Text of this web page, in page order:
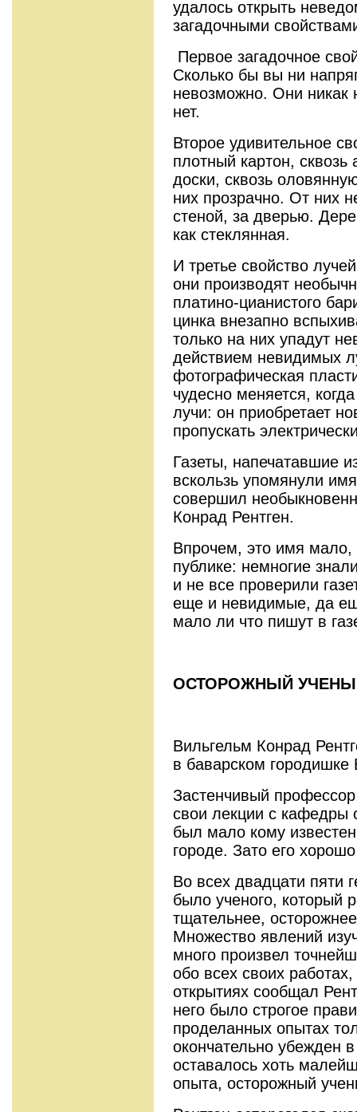
удалось открыть
загадочными
Первое загадочное
Сколько бы вы ни
невозможно. Они никак
нет.
Второе удивительное
плотный картон,
доски, сквозь
них прозрачно. От них
стеной, за дверью.
как стеклянная.
И третье свойство
они производят
платино-цианистого
цинка внезапно
только на них упадут
действием невидимых
фотографическая
чудесно меняется,
лучи: он приобретает
пропускать
Газеты, напечатавшие
вскользь упомянули
совершил
Конрад Рентген.
Впрочем, это имя мало,
публике: немногие
и не все проверили
еще и невидимые, да
мало ли что пишут в
ОСТОРОЖНЫЙ
Вильгельм Конрад
в баварском городишке
Застенчивый
свои лекции с кафедры
был мало кому
городе. Зато его
Во всех двадцати пяти
было ученого, который
тщательнее,
Множество явлений
много произвел
обо всех своих
открытиях сообщал
него было строгое
проделанных опытах
окончательно убежден
оставалось хоть
опыта, осторожный